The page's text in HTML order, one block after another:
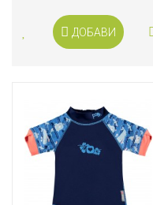
ДОБАВИ